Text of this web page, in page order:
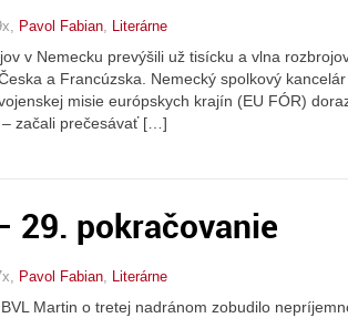
Pavol Fabian, Literárne
v Nemecku prevýšili už tisícku a vlna
a Francúzska. Nemecký spolkový
misie európskych krajín (EU FÓR)
– začali prečesávať […]
29. pokračovanie
Pavol Fabian Literárne
Martin o tretej nadránom zobudilo